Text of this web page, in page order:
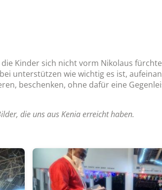
Kinder sich nicht vorm Nikolaus
unterstützen wie wichtig es ist,
beschenken, ohne dafür eine
die uns aus Kenia erreicht haben.